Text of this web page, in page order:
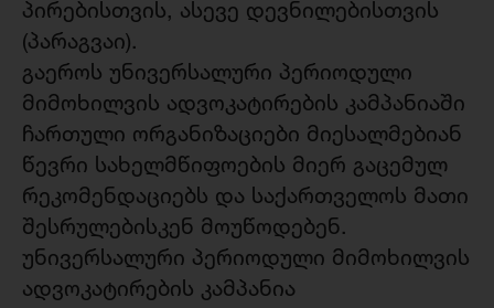
პირებისთვის, ასევე დევნილებისთვის
(პარაგვაი).
გაეროს უნივერსალური პერიოდული
მიმოხილვის ადვოკატირების კამპანიაში
ჩართული ორგანიზაციები მიესალმებიან
წევრი სახელმწიფოების მიერ გაცემულ
რეკომენდაციებს და საქართველოს მათი
შესრულებისკენ მოუწოდებენ.
უნივერსალური პერიოდული მიმოხილვის
ადვოკატირების კამპანია